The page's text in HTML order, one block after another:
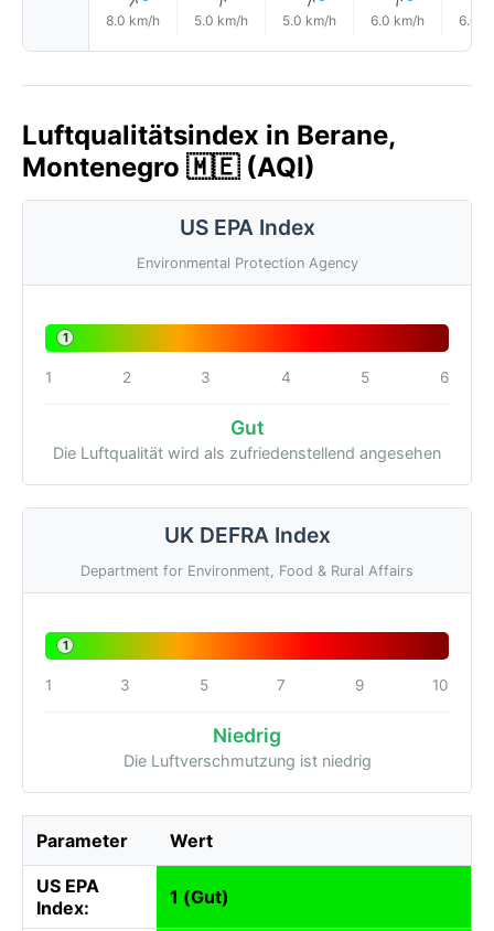
8.0 km/h 5.0 km/h 5.0 km/h 6.0 km/h 6.0
Luftqualitätsindex in Berane,
Montenegro 🇲🇪 (AQI)
US EPA Index
Environmental Protection Agency
1
1 2 3 4 5 6
Gut
Die Luftqualität wird als zufriedenstellend angesehen
UK DEFRA Index
Department for Environment, Food & Rural Affairs
1
1 3 5 7 9 10
Niedrig
Die Luftverschmutzung ist niedrig
Parameter Wert
US EPA
Index:
1 (Gut)